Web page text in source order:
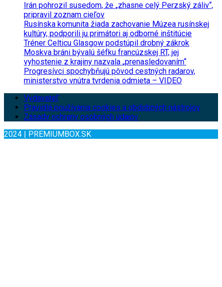
Irán pohrozil susedom, že „zhasne celý Perzský záliv“,
pripravil zoznam cieľov
Rusínska komunita žiada zachovanie Múzea rusínskej
kultúry, podporili ju primátori aj odborné inštitúcie
Tréner Celticu Glasgow podstúpil drobný zákrok
Moskva bráni bývalú šéfku francúzskej RT, jej
vyhostenie z krajiny nazvala „prenasledovaním“
Progresívci spochybňujú pôvod cestných radarov,
ministerstvo vnútra tvrdenia odmieta – VIDEO
Vydavateľ
Pravidlá používania cookies a obdobných nástrojov
Zásady ochrany osobných údajov
2024 | PREMIUMBOX.SK